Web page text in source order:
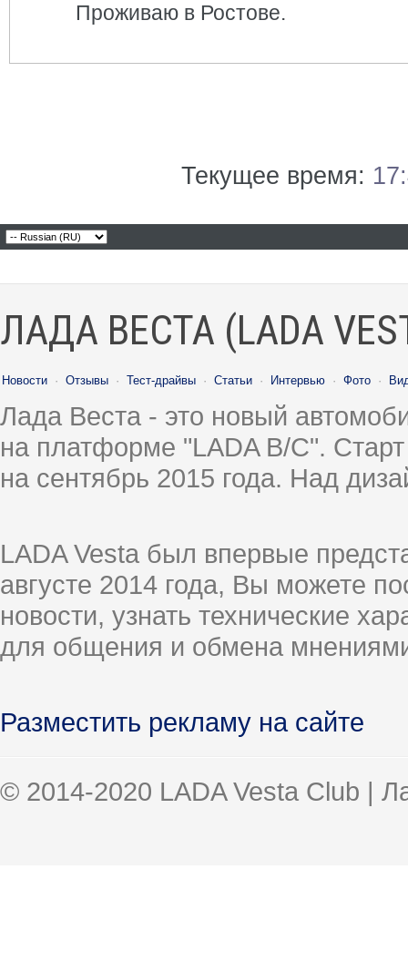
Проживаю в Ростове.
Текущее время:
ЛАДА ВЕСТА (LADA
Новости · Отзывы · Тест-драйвы · Статьи · Интервью · Фото ·
Лада Веста - это новый
на платформе "LADA B/C".
на сентябрь 2015 года. Над
LADA Vesta был впервые
августе 2014 года, Вы можете
новости, узнать технические
для общения и обмена
Разместить рекламу на сайте
© 2014-2020 LADA Vesta Club |